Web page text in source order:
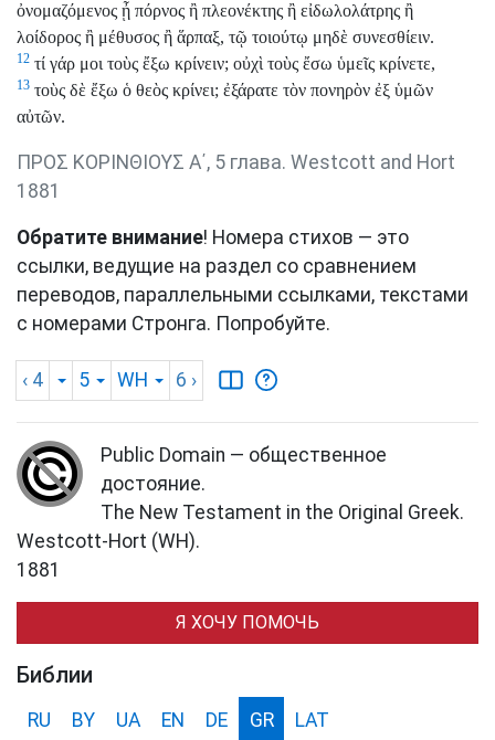
ὀνομαζόμενος ᾖ πόρνος ἢ πλεονέκτης ἢ εἰδωλολάτρης ἢ
λοίδορος ἢ μέθυσος ἢ ἅρπαξ, τῷ τοιούτῳ μηδὲ συνεσθίειν.
12 τί γάρ μοι τοὺς ἔξω κρίνειν; οὐχὶ τοὺς ἔσω ὑμεῖς κρίνετε,
13 τοὺς δὲ ἔξω ὁ θεὸς κρίνει; ἐξάρατε τὸν πονηρὸν ἐξ ὑμῶν
αὐτῶν.
ΠΡΟΣ ΚΟΡΙΝΘΙΟΥΣ Α΄, 5 глава. Westcott and Hort
1881
Обратите внимание! Номера стихов — это
ссылки, ведущие на раздел со сравнением
переводов, параллельными ссылками, текстами
с номерами Стронга. Попробуйте.
‹ 4 5 WH 6 ›
Public Domain — общественное
достояние.
The New Testament in the Original Greek.
Westcott-Hort (WH).
1881
Я ХОЧУ ПОМОЧЬ
Библии
RU BY UA EN DE GR LAT